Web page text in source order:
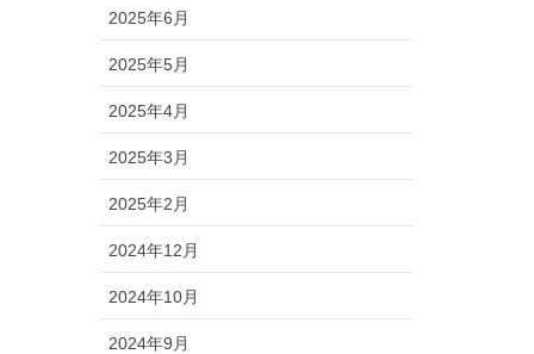
2025年6月
2025年5月
2025年4月
2025年3月
2025年2月
2024年12月
2024年10月
2024年9月